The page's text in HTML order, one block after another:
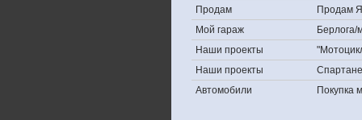
Продам
Продам
Мой гараж
Берлога/
Наши проекты
Наши проекты
Автомобили
Покупка